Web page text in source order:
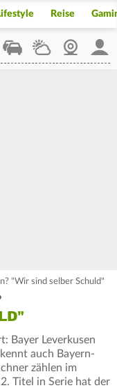
Reise
StaupilotWetterWebcam
"Wir sind selber Schuld"
Bayer Leverkusen
auch Bayern-
zählen im
Titel in Serie hat der